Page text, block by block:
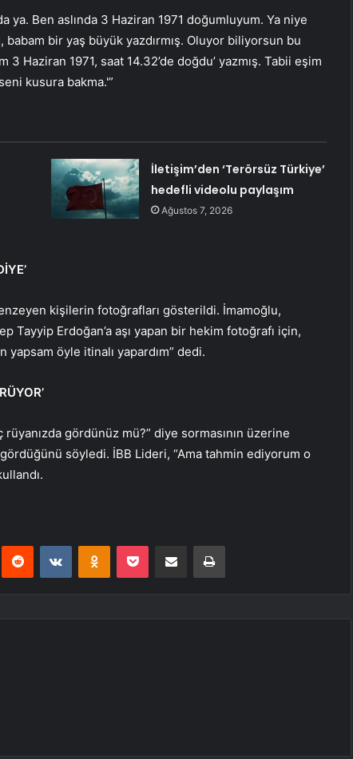
ya. Ben aslında 3 Haziran 1971 doğumluyum. Ya niye
bir yaş büyük yazdırmış. Oluyor biliyorsun bu
Haziran 1971, saat 14.32’de doğdu’ yazmış. Tabii eşim
kusura bakma.'”
İletişim’den ‘Terörsüz Türkiye’
hedefli videolu paylaşım
Ağustos 7, 2026
kişilerin fotoğrafları gösterildi. İmamoğlu,
Tayyip Erdoğan’a aşı yapan bir hekim fotoğrafı için,
yapsam öyle itinalı yapardım” dedi.
rüyanızda gördünüz mü?” diye sormasının üzerine
söyledi. İBB Lideri, “Ama tahmin ediyorum o
Reddit VKontakteOdnoklassniki
Pocket E-Posta ile paylaş Yazdır